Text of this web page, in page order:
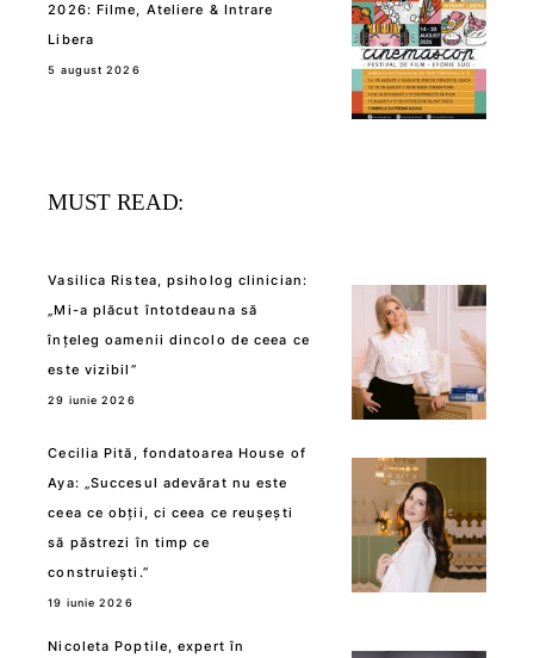
2026: Filme, Ateliere & Intrare
Libera
5 august 2026
MUST READ:
Vasilica Ristea, psiholog clinician:
„Mi-a plăcut întotdeauna să
înțeleg oamenii dincolo de ceea ce
este vizibil”
29 iunie 2026
Cecilia Pită, fondatoarea House of
Aya: „Succesul adevărat nu este
ceea ce obții, ci ceea ce reușești
să păstrezi în timp ce
construiești.”
19 iunie 2026
Nicoleta Poptile, expert în